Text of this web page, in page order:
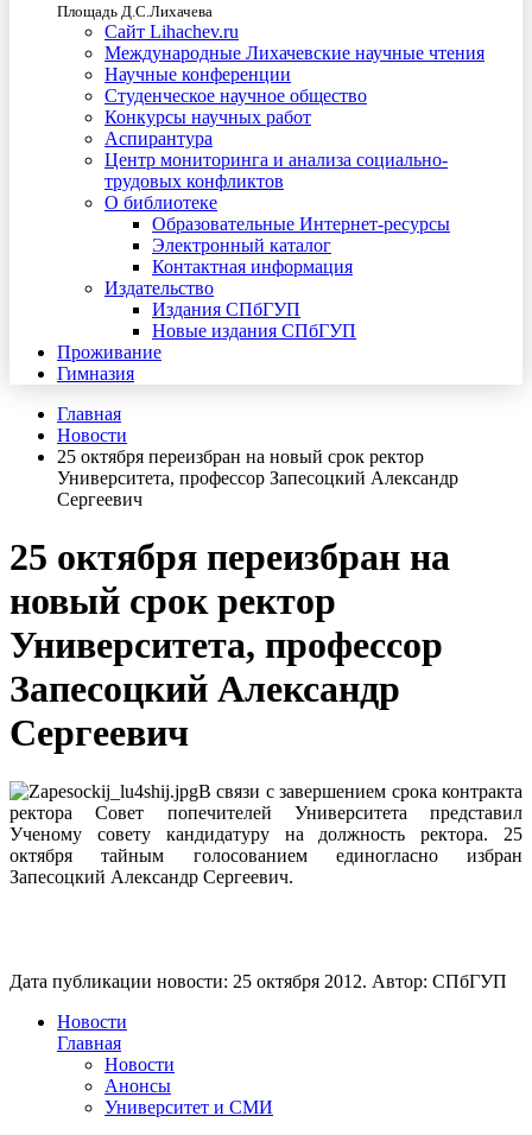
Площадь Д.С.Лихачева
Сайт Lihachev.ru
Международные Лихачевские научные чтения
Научные конференции
Студенческое научное общество
Конкурсы научных работ
Аспирантура
Центр мониторинга и анализа социально-
трудовых конфликтов
О библиотеке
Образовательные Интернет-ресурсы
Электронный каталог
Контактная информация
Издательство
Издания СПбГУП
Новые издания СПбГУП
Проживание
Гимназия
Главная
Новости
25 октября переизбран на новый срок ректор
Университета, профессор Запесоцкий Александр
Сергеевич
25 октября переизбран на
новый срок ректор
Университета, профессор
Запесоцкий Александр
Сергеевич
В связи с завершением срока контракта
ректора Совет попечителей Университета представил
Ученому совету кандидатуру на должность ректора. 25
октября тайным голосованием единогласно избран
Запесоцкий Александр Сергеевич.
Дата публикации новости: 25 октября 2012. Автор: СПбГУП
Новости
Главная
Новости
Анонсы
Университет и СМИ